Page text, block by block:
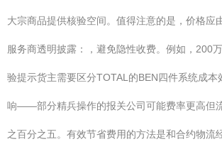
大宗商品提供核验空间。值得注意的是，价格应
服务商透明披露：，避免隐性收费。例如，200
验提示货主需要区分TOTAL的BEN四件系统成本
响——部分精兵操作的报关公司可能费率更高但
之百分之五。有效节省费用的方法是和合约物流